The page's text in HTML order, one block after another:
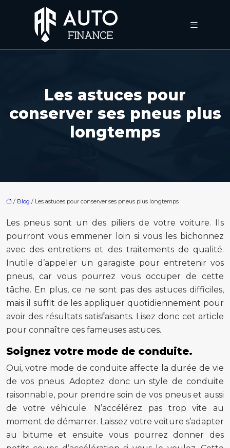
Les astuces pour
conserver ses pneus plus
longtemps
/ Blog / Les astuces pour conserver ses pneus plus longtemps
Les pneus sont un des piliers de votre voiture. Ils
pourront vous emmener loin si vous les bichonnez
avec des entretiens et des traitements de qualité.
Inutile d’appeler un garagiste pour entretenir vos
pneus, car vous pourrez vous occuper de cette
tâche. En plus, ce ne sont pas des astuces difficiles,
mais il suffit de les appliquer quotidiennement pour
avoir des résultats satisfaisants. Lisez donc cet article
pour connaître ces fameuses astuces.
Soignez votre mode de conduite.
Oui, votre mode de conduite affecte la durée de vie
de vos pneus. Adoptez donc un style de conduite
raisonnable, pour prendre soin de vos pneus et aussi
de votre véhicule. N’accélérez pas trop vite au
moment de démarrer. Laissez votre voiture s’adapter
au bitume et ensuite vous pourrez donner des